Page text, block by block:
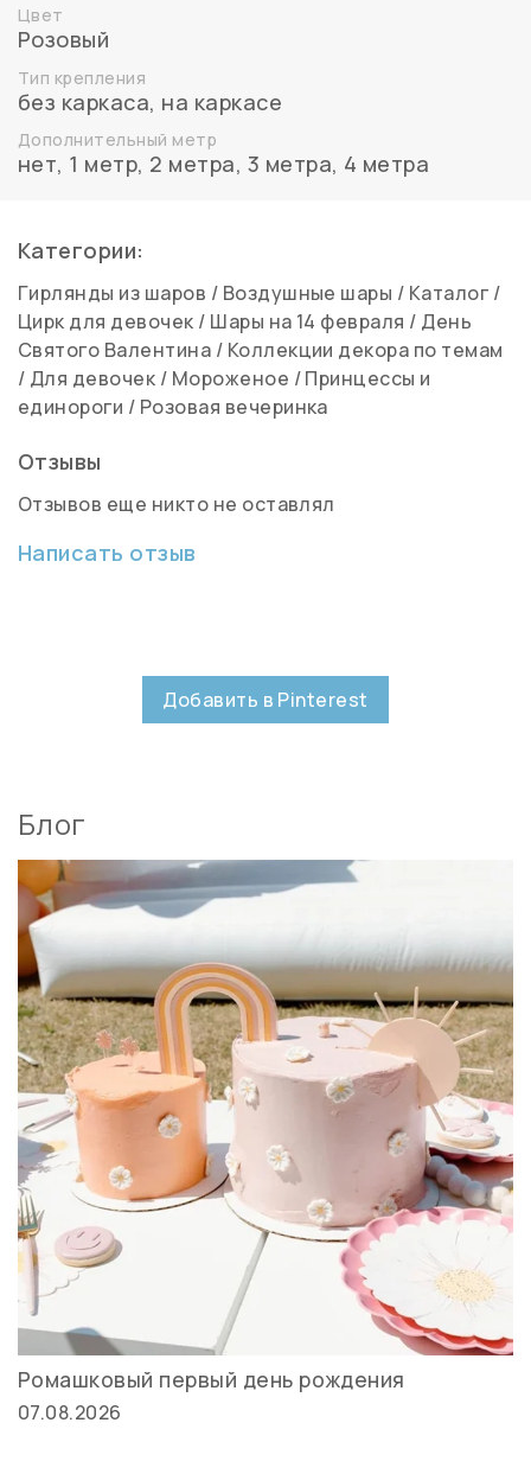
Цвет
Розовый
Тип крепления
без каркаса, на каркасе
Дополнительный метр
нет, 1 метр, 2 метра, 3 метра, 4 метра
Категории:
Гирлянды из шаров / Воздушные шары / Каталог /
Цирк для девочек / Шары на 14 февраля / День
Святого Валентина / Коллекции декора по темам
/ Для девочек / Мороженое /Принцессы и
единороги / Розовая вечеринка
Отзывы
Отзывов еще никто не оставлял
Написать отзыв
Добавить в Pinterest
Блог
Ромашковый первый день рождения
07.08.2026